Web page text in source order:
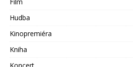
Hudba
Kinopremiéra
Kniha
Koncert